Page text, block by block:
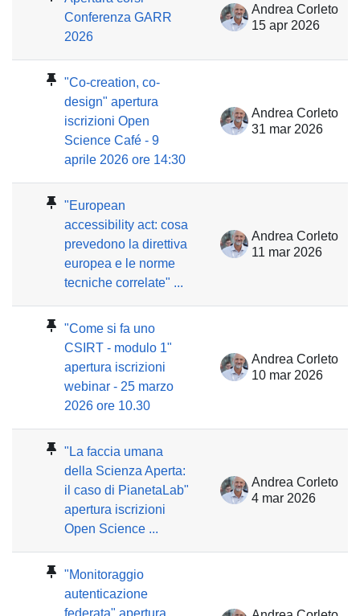
Conferenza GARR
2026
Andrea Corleto
15 apr 2026
"Co-creation, co-
design" apertura
iscrizioni Open
Science Café - 9
aprile 2026 ore 14:30
Andrea Corleto
31 mar 2026
"European
accessibility act: cosa
prevedono la direttiva
europea e le norme
tecniche correlate" ...
Andrea Corleto
11 mar 2026
"Come si fa uno
CSIRT - modulo 1"
apertura iscrizioni
webinar - 25 marzo
2026 ore 10.30
Andrea Corleto
10 mar 2026
"La faccia umana
della Scienza Aperta:
il caso di PianetaLab"
apertura iscrizioni
Open Science ...
Andrea Corleto
4 mar 2026
"Monitoraggio
autenticazione
federata" apertura